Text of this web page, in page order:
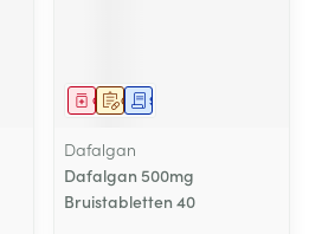
Op voorschrift
GeneesmiddelSchriftelijke aanvraag
Dafalgan
Dafalgan 500mg
Bruistabletten 40